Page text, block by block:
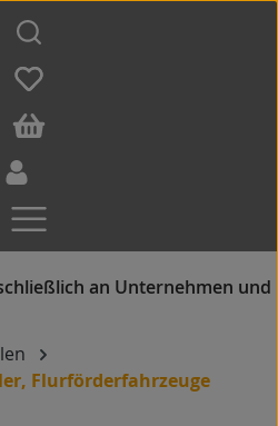
Flurförderfahrzeuge